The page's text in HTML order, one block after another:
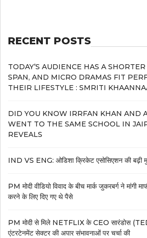
RECENT POSTS
TODAY’S AUDIENCE HAS A
SPAN, AND MICRO DRAMAS FIT
THEIR LIFESTYLE : SMRITI
DID YOU KNOW IRRFAN KHAN AND
WENT TO THE SAME SCHOOL IN
REVEALS
IND VS ENG: ओडिशा क्रिकेट एसोसिएशन की बढ़ी
PM मोदी वीडियो विवाद के बीच मार्क जुकरबर्ग ने मांगी
करने के लिए दिए गए थे पैसे
PM मोदी से मिले NETFLIX के CEO सारंडोस
एंटरटेनमेंट सेक्टर की अपार संभावनाओं पर चर्चा की